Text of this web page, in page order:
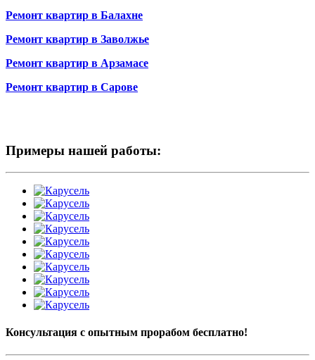
Ремонт квартир в Балахне
Ремонт квартир в Заволжье
Ремонт квартир в Арзамасе
Ремонт квартир в Сарове
Примеры нашей работы:
Консультация с опытным прорабом бесплатно!